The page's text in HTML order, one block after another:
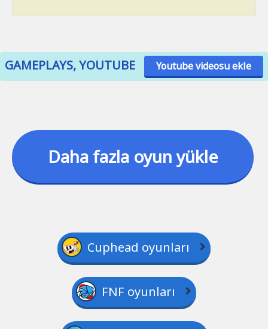
GAMEPLAYS, YOUTUBE Youtube videosu ekle
Daha fazla oyun yükle
Cuphead oyunları
FNF oyunları